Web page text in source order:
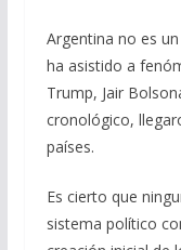
Argentina no es
ha asistido a
Trump, Jair
cronológico,
países.
Es cierto que
sistema político